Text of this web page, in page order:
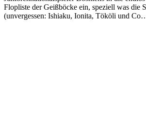
Flopliste der Geißböcke ein, speziell was die
(unvergessen: Ishiaku, Ionita, Tököli und